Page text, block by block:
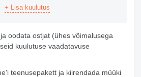
+ Lisa kuulutus
oodata ostjat (ühes võimalusega
kuulutuse vaadatavuse
teenusepakett ja kiirendada müüki